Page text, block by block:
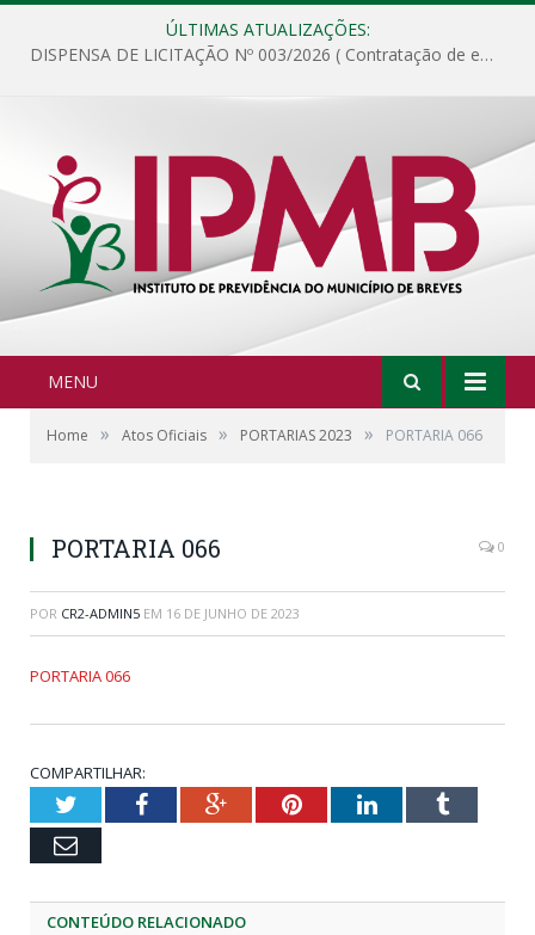
ÚLTIMAS ATUALIZAÇÕES:
DISPENSA DE LICITAÇÃO Nº 003/2026 ( Contratação de empresa para fornecimento de gêneros alimentícios não perecíveis, materiais de expediente, descartáveis, copa e cozinha, para análise e posterior publicação.)
MENU
Home » Atos Oficiais » PORTARIAS 2023 » PORTARIA 066
PORTARIA 066 0
POR CR2-ADMIN5 EM 16 DE JUNHO DE 2023
PORTARIA 066
COMPARTILHAR:
TwitterFacebookGoogle+PinterestLinkedInTumblr
Email
CONTEÚDO RELACIONADO